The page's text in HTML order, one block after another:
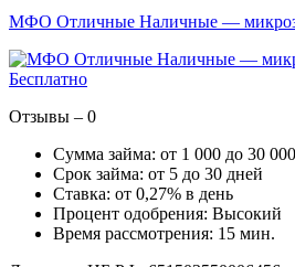
МФО Отличные Наличные —
Бесплатно
Отзывы – 0
Сумма займа: от 1 000 до 30
Срок займа: от 5 до 30 дней
Ставка: от 0,27% в день
Процент одобрения: Высокий
Время рассмотрения: 15 мин.